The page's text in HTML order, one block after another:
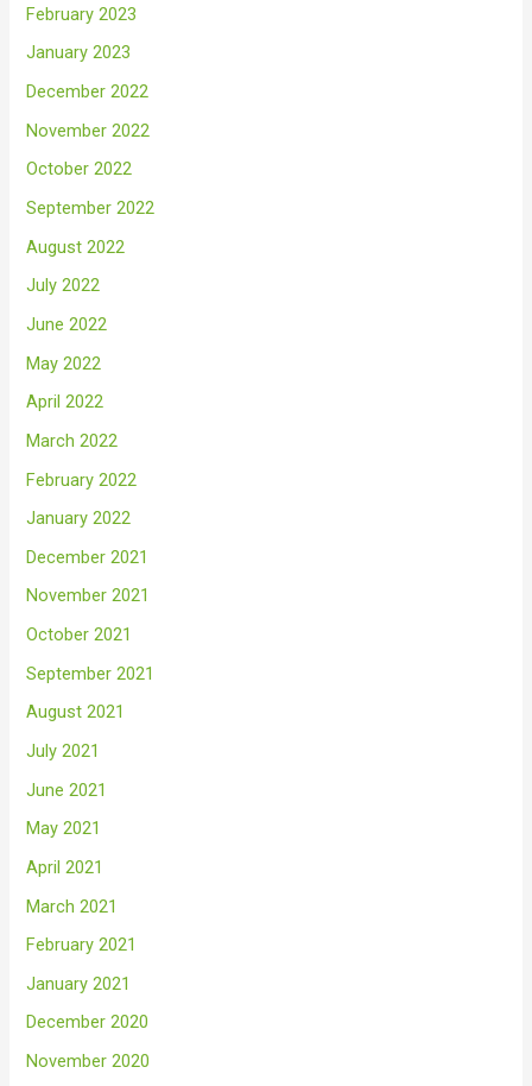
February 2023
January 2023
December 2022
November 2022
October 2022
September 2022
August 2022
July 2022
June 2022
May 2022
April 2022
March 2022
February 2022
January 2022
December 2021
November 2021
October 2021
September 2021
August 2021
July 2021
June 2021
May 2021
April 2021
March 2021
February 2021
January 2021
December 2020
November 2020